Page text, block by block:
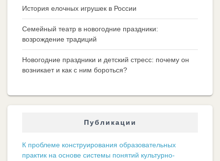
История елочных игрушек в России
Семейный театр в новогодние праздники:
возрождение традиций
Новогодние праздники и детский стресс: почему он
возникает и как с ним бороться?
Публикации
К проблеме конструирования образовательных
практик на основе системы понятий культурно-